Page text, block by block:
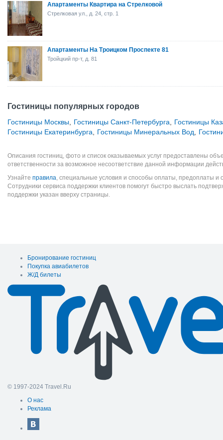
Апартаменты Квартира на Стрелковой
Стрелковая ул., д. 24, стр. 1
Апартаменты На Троицком Проспекте 81
Тройцкий пр-т, д. 81
Гостиницы популярных городов
Гостиницы Москвы Гостиницы Санкт-Петербурга
Гостиницы
Гостиницы Екатеринбурга
Гостиницы Минеральных Вод
Описания гостиниц, фото и список оказываемых услуг предоставлены
ответственности за возможное несоответствие данной информации
Узнайте правила, специальные условия и способы оплаты, предоплаты и
Сотрудники сервиса поддержки клиентов помогут быстро выслать
поддержки указан вверху страницы.
Бронирование гостиниц
Покупка авиабилетов
Ж/Д билеты
© 1997-2024 Travel.Ru
О нас
Реклама